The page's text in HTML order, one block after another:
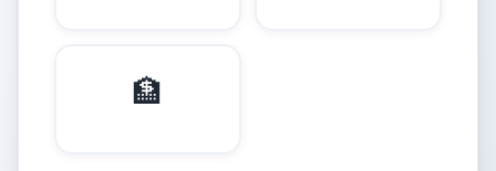
🏦